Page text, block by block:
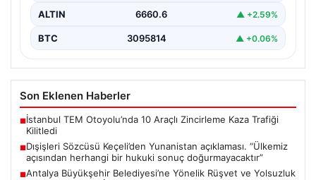
ALTIN 6660.6 ▲ +2.59%
BTC 3095814 ▲ +0.06%
Son Eklenen Haberler
■İstanbul TEM Otoyolu’nda 10 Araçlı Zincirleme Kaza Trafiği
Kilitledi
■Dışişleri Sözcüsü Keçeli’den Yunanistan açıklaması. “Ülkemiz
açısından herhangi bir hukuki sonuç doğurmayacaktır”
■Antalya Büyükşehir Belediyesi’ne Yönelik Rüşvet ve Yolsuzluk